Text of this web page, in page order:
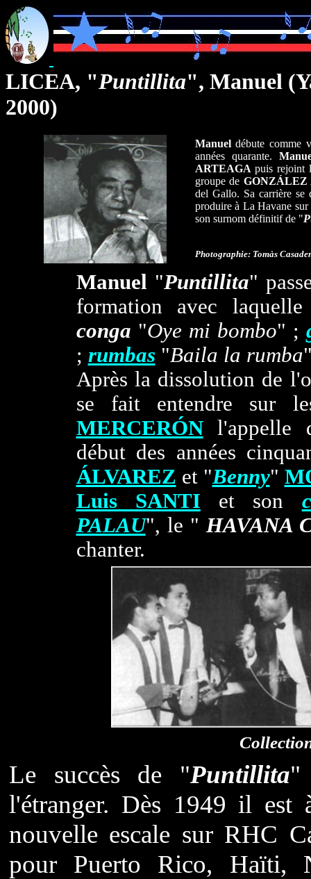
LICEA, "Puntillita", Manuel
2000)
Manueldébute comme
années quarante.
ARTEAGA puis rejoint
groupe de
del Gallo. Sa carrière se
produire à La Havane
son surnom définitif de "
Photographie: Tomàs
Manuel "Puntillita"
formation avec
conga "Oye mi bombo" ;
; rumbas "Baila la rumba
Après la dissolution de
se fait entendre sur
MERCERÓNl'appelle
début des années
ÁLVAREZ et "Benny"
Luis SANTI et son
PALAU", le "HAVANA
chanter.
Le succès de "Puntillita"
l'étranger. Dès 1949 il est
nouvelle escale sur RHC
pour Puerto Rico, Haïti,